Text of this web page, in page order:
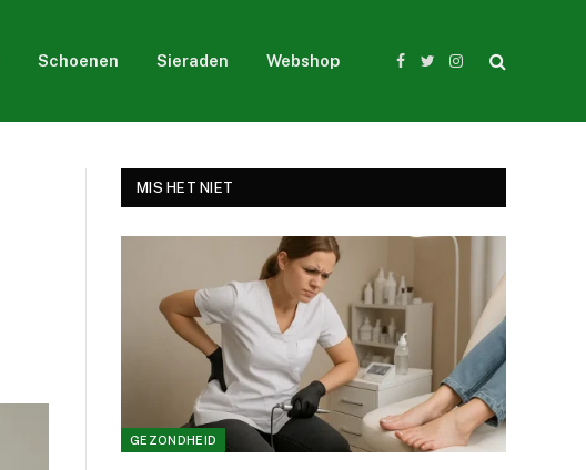
Schoenen Sieraden Webshop
Facebook
TwitterInstagram
MIS HET NIET
GEZONDHEID